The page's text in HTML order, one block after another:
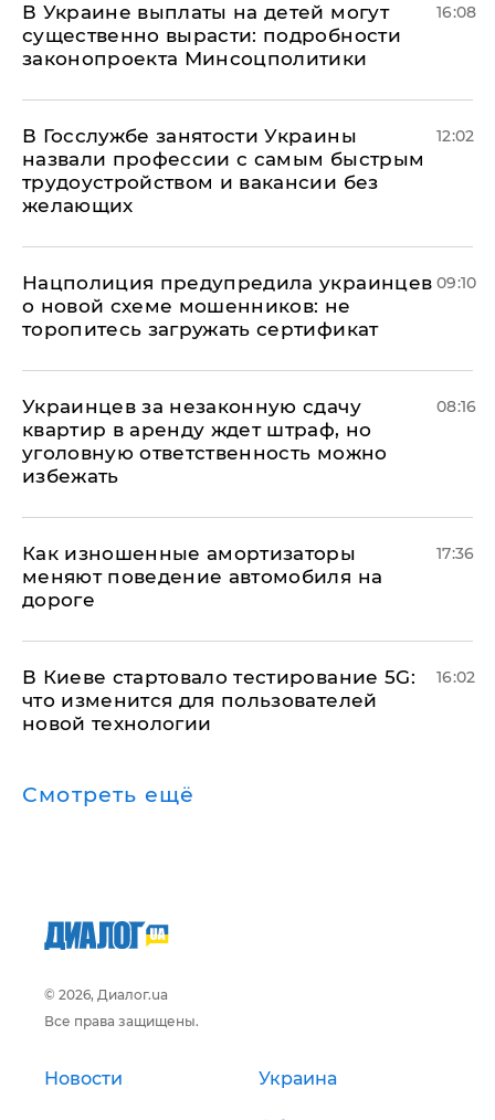
В Украине выплаты на детей могут
существенно вырасти: подробности
законопроекта Минсоцполитики
16:08
В Госслужбе занятости Украины
назвали профессии с самым быстрым
трудоустройством и вакансии без
желающих
12:02
Нацполиция предупредила украинцев
о новой схеме мошенников: не
торопитесь загружать сертификат
09:10
Украинцев за незаконную сдачу
квартир в аренду ждет штраф, но
уголовную ответственность можно
избежать
08:16
Как изношенные амортизаторы
меняют поведение автомобиля на
дороге
17:36
В Киеве стартовало тестирование 5G:
что изменится для пользователей
новой технологии
16:02
Смотреть ещё
© 2026, Диалог.ua
Все права защищены.
Новости Украина